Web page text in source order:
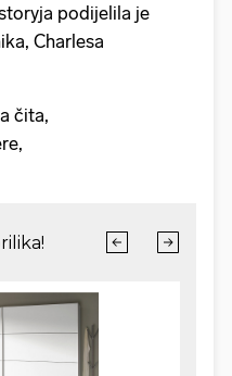
podijelila je
Charlesa
čita,